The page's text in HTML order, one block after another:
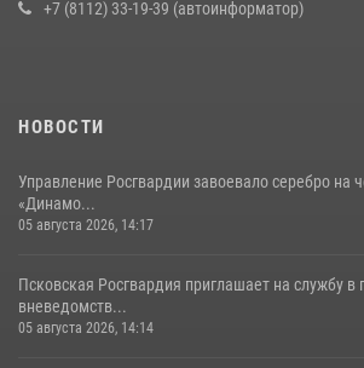
16 июля 2026, 10:24
22 июля 2026, 10:19
+7 (8112) 33-19-39 (автоинформатор)
НОВОСТИ
Управление Росгвардии завоевало серебро на
«Динамо...
05 августа 2026, 14:17
Псковская Росгвардия приглашает на службу в
вневедомств...
05 августа 2026, 14:14